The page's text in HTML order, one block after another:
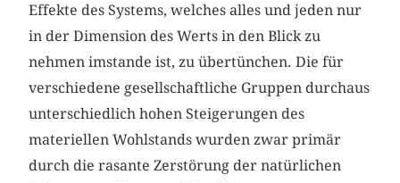
Effekte des Systems, welches alles und jeden nur
in der Dimension des Werts in den Blick zu
nehmen imstande ist, zu übertünchen. Die für
verschiedene gesellschaftliche Gruppen durchaus
unterschiedlich hohen Steigerungen des
materiellen Wohlstands wurden zwar primär
durch die rasante Zerstörung der natürlichen